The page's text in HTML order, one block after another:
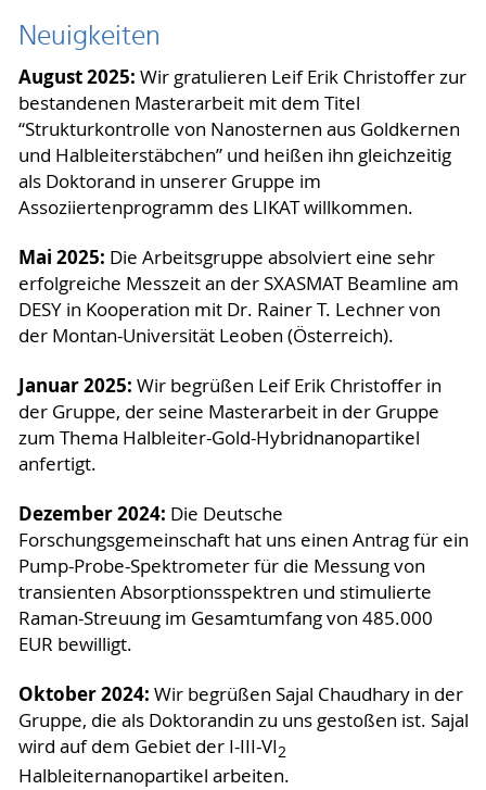
Neuigkeiten
August 2025: Wir gratulieren Leif Erik Christoffer zur
bestandenen Masterarbeit mit dem Titel
“Strukturkontrolle von Nanosternen aus Goldkernen
und Halbleiterstäbchen” und heißen ihn gleichzeitig
als Doktorand in unserer Gruppe im
Assoziiertenprogramm des LIKAT willkommen.
Mai 2025: Die Arbeitsgruppe absolviert eine sehr
erfolgreiche Messzeit an der SXASMAT Beamline am
DESY in Kooperation mit Dr. Rainer T. Lechner von
der Montan-Universität Leoben (Österreich).
Januar 2025: Wir begrüßen Leif Erik Christoffer in
der Gruppe, der seine Masterarbeit in der Gruppe
zum Thema Halbleiter-Gold-Hybridnanopartikel
anfertigt.
Dezember 2024: Die Deutsche
Forschungsgemeinschaft hat uns einen Antrag für ein
Pump-Probe-Spektrometer für die Messung von
transienten Absorptionsspektren und stimulierte
Raman-Streuung im Gesamtumfang von 485.000
EUR bewilligt.
Oktober 2024: Wir begrüßen Sajal Chaudhary in der
Gruppe, die als Doktorandin zu uns gestoßen ist. Sajal
wird auf dem Gebiet der I-III-VI2
Halbleiternanopartikel arbeiten.